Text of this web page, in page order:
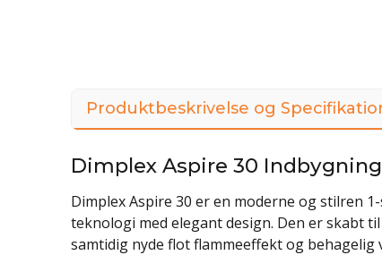
Produktbeskrivelse og
Dimplex Aspire 30
Dimplex Aspire 30 er en moderne og stilren
teknologi med elegant design. Den er skabt
samtidig nyde flot flammeeffekt og